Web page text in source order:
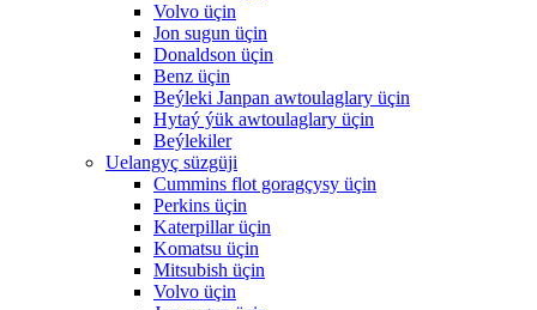
Volvo üçin
Jon sugun üçin
Donaldson üçin
Benz üçin
Beýleki Janpan awtoulaglary üçin
Hytaý ýük awtoulaglary üçin
Beýlekiler
Uelangyç süzgüji
Cummins flot goragçysy üçin
Perkins üçin
Katerpillar üçin
Komatsu üçin
Mitsubish üçin
Volvo üçin